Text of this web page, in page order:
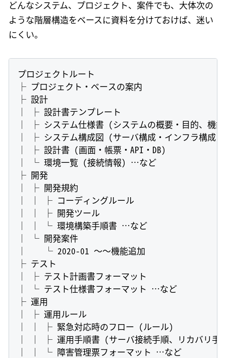
どんなシステム、プロジェクト、案件でも、大体次の
ような階層構造をベースに資料を分けておけば、迷い
にくい。
プロジェクトルート
├ プロジェクト・ベースの案内
├ 設計
│ ├ 設計書テンプレート
│ ├ システム仕様書 (システムの概要・目的、機
│ ├ システム構成図 (サーバ構成・インフラ構成
│ ├ 設計書 (画面・帳票・API・DB)
│ └ 環境一覧 (接続情報) …など
├ 開発
│ ├ 開発規約
│ │ ├ コーディングルール
│ │ ├ 開発ツール
│ │ └ 環境構築手順書 …など
│ └ 開発案件
│    └ 2020-01 〜〜機能追加
├ テスト
│ ├ テスト計画書フォーマット
│ └ テスト仕様書フォーマット …など
├ 運用
│ ├ 運用ルール
│ │ ├ 緊急対応時のフロー (ルール)
│ │ ├ 運用手順書 (サーバ接続手順、リカバリ手
│ │ └ 障害管理票フォーマット …など